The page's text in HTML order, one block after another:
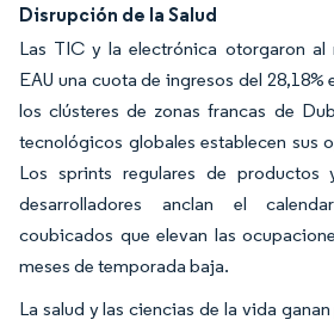
Disrupción de la Salud
Las TIC y la electrónica otorgaron al
EAU una cuota de ingresos del 28,18%
los clústeres de zonas francas de
tecnológicos globales establecen sus
Los sprints regulares de productos
desarrolladores anclan el
coubicados que elevan las
meses de temporada baja.
La salud y las ciencias de la vida